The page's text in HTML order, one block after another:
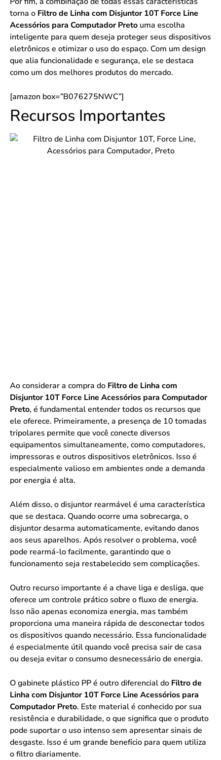
torna o Filtro de Linha com Disjuntor 10T Force Line
Acessórios para Computador Preto uma escolha
inteligente para quem deseja proteger seus dispositivos
eletrônicos e otimizar o uso do espaço. Com um design
que alia funcionalidade e segurança, ele se destaca
como um dos melhores produtos do mercado.
[amazon box=”B076275NWC”]
Recursos Importantes
Ao considerar a compra do Filtro de Linha com
Disjuntor 10T Force Line Acessórios para Computador
Preto, é fundamental entender todos os recursos que
ele oferece. Primeiramente, a presença de 10 tomadas
tripolares permite que você conecte diversos
equipamentos simultaneamente, como computadores,
impressoras e outros dispositivos eletrônicos. Isso é
especialmente valioso em ambientes onde a demanda
por energia é alta.
Além disso, o disjuntor rearmável é uma característica
que se destaca. Quando ocorre uma sobrecarga, o
disjuntor desarma automaticamente, evitando danos
aos seus aparelhos. Após resolver o problema, você
pode rearmá-lo facilmente, garantindo que o
funcionamento seja restabelecido sem complicações.
Outro recurso importante é a chave liga e desliga, que
oferece um controle prático sobre o fluxo de energia.
Isso não apenas economiza energia, mas também
proporciona uma maneira rápida de desconectar todos
os dispositivos quando necessário. Essa funcionalidade
é especialmente útil quando você precisa sair de casa
ou deseja evitar o consumo desnecessário de energia.
O gabinete plástico PP é outro diferencial do Filtro de
Linha com Disjuntor 10T Force Line Acessórios para
Computador Preto. Este material é conhecido por sua
resistência e durabilidade, o que significa que o produto
pode suportar o uso intenso sem apresentar sinais de
desgaste. Isso é um grande benefício para quem utiliza
o filtro diariamente.